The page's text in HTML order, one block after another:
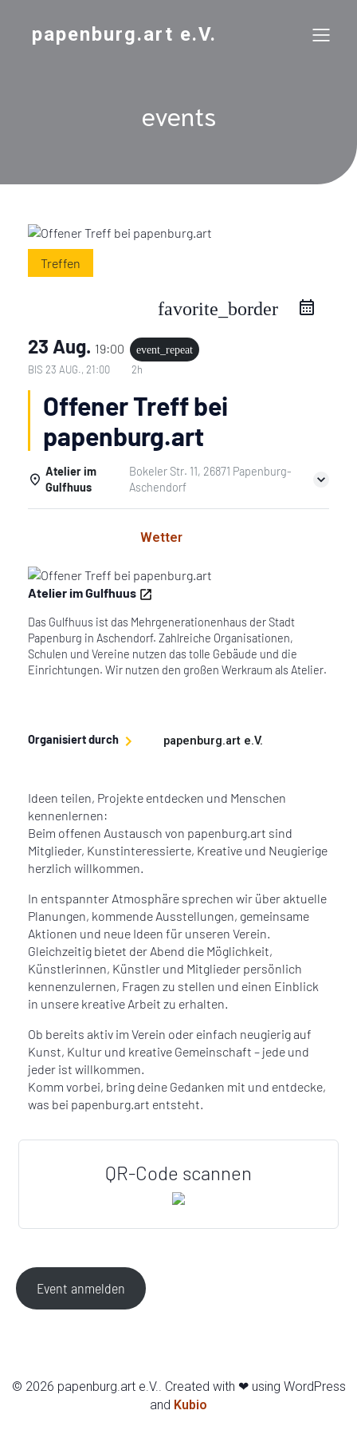
papenburg.art e.V.
events
Treffen
favorite_border
23 Aug. 19:00
event_repeat
BIS 23 AUG., 21:00 2h
Offener Treff bei
papenburg.art
Atelier im
Gulfhuus
Bokeler Str. 11, 26871 Papenburg-
Aschendorf
Wetter
Atelier im Gulfhuus
Das Gulfhuus ist das Mehrgenerationenhaus der Stadt
Papenburg in Aschendorf. Zahlreiche Organisationen,
Schulen und Vereine nutzen das tolle Gebäude und die
Einrichtungen. Wir nutzen den großen Werkraum als Atelier.
Organisiert durch papenburg.art e.V.
Ideen teilen, Projekte entdecken und Menschen
kennenlernen:
Beim offenen Austausch von papenburg.art sind
Mitglieder, Kunstinteressierte, Kreative und Neugierige
herzlich willkommen.
In entspannter Atmosphäre sprechen wir über aktuelle
Planungen, kommende Ausstellungen, gemeinsame
Aktionen und neue Ideen für unseren Verein.
Gleichzeitig bietet der Abend die Möglichkeit,
Künstlerinnen, Künstler und Mitglieder persönlich
kennenzulernen, Fragen zu stellen und einen Einblick
in unsere kreative Arbeit zu erhalten.
Ob bereits aktiv im Verein oder einfach neugierig auf
Kunst, Kultur und kreative Gemeinschaft – jede und
jeder ist willkommen.
Komm vorbei, bring deine Gedanken mit und entdecke,
was bei papenburg.art entsteht.
QR-Code scannen
Event anmelden
© 2026 papenburg.art e.V.. Created with ❤ using WordPress
and Kubio